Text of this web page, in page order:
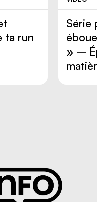
ta run
Série
» –